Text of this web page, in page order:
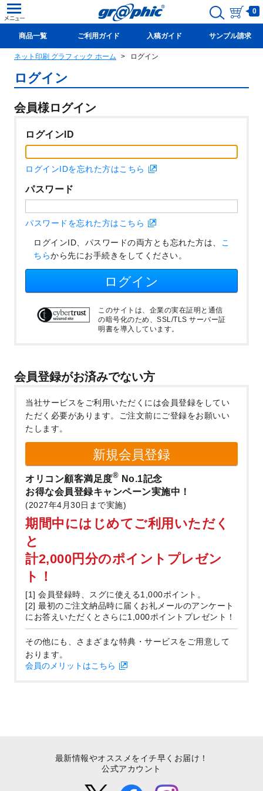
0
商品一覧 ご利用ガイド 入稿ガイド サンプル請求
新規会員登録(無料)
ネット印刷 グラフィック ホーム ログイン
ログイン
会員様ログイン
ログインID
ログインIDを忘れた方はこちら
パスワード
パスワードを忘れた方はこちら
ログインID、パスワードの両方とも忘れた方は、 こ
ちらから先にお手続きをしてください。
ログイン
このサイトは、企業の実在証明と通信
の暗号化のため、SSL/TLS サーバー証
明書を導入しています。
会員登録がお済みでない方
当社サービスをご利用いただくには会員登録をしてい
ただく必要があります。
ご注文前にご登録をお願いい
たします。
新規会員登録
オリコン顧客満足度® No.1記念
お得な会員登録キャンペーン実施中！
(2027年4月30日まで実施)
期間中にはじめてご利用いただく
と
計2,000円分のポイントプレゼン
ト！
[1] 会員登録時、スグに使える1,000ポイント。
[2] 最初のご注文納品時に届くお礼メールのアンケート
にお答えいただくとさらに1,000ポイントプレゼント！
その他にも、さまざまな特典・サービスをご用意して
おります。
会員のメリットはこちら
最新情報やオススメをイチ早くお届け！
公式アカウント